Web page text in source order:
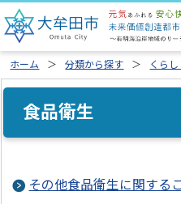
ホーム 分類から探す くら
食品衛生
その他食品衛生に関する